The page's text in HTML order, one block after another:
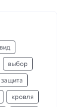
вид
выбор
защита
кровля